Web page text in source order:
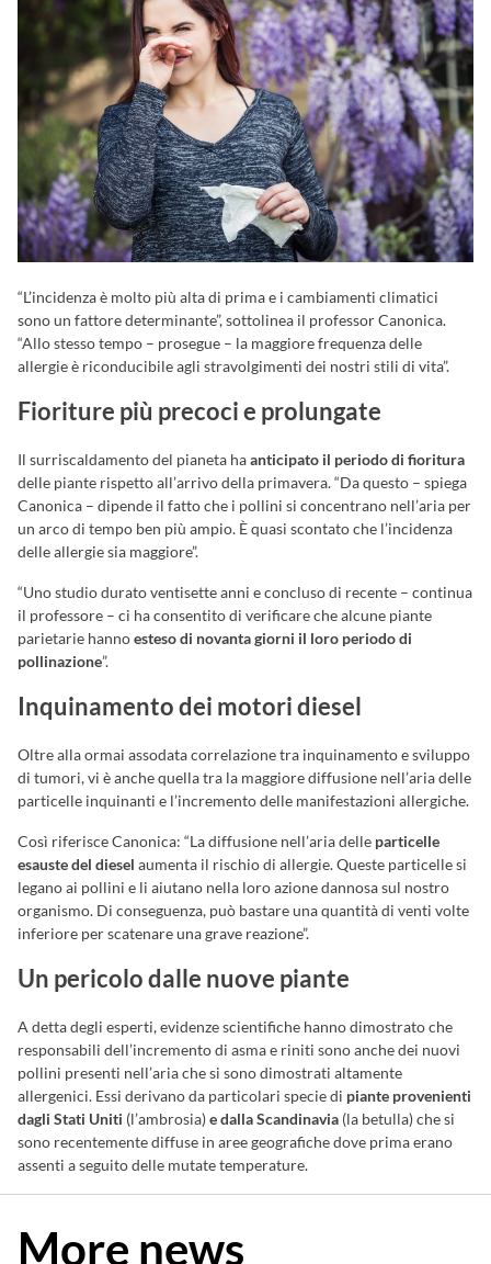
“L’incidenza è molto più alta di prima e i cambiamenti climatici
sono un fattore determinante”, sottolinea il professor Canonica.
“Allo stesso tempo – prosegue – la maggiore frequenza delle
allergie è riconducibile agli stravolgimenti dei nostri stili di vita”.
Fioriture più precoci e prolungate
Il surriscaldamento del pianeta haanticipato il periodo di fioritura
delle piante rispetto all’arrivo della primavera. “Da questo – spiega
Canonica – dipende il fatto che i pollini si concentrano nell’aria per
un arco di tempo ben più ampio. È quasi scontato che l’incidenza
delle allergie sia maggiore”.
“Uno studio durato ventisette anni e concluso di recente – continua
il professore – ci ha consentito di verificare che alcune piante
parietarie hannoesteso di novanta giorni il loro periodo di
pollinazione”.
Inquinamento dei motori diesel
Oltre alla ormai assodata correlazione tra inquinamento e sviluppo
di tumori, vi è anche quella tra la maggiore diffusione nell’aria delle
particelle inquinanti e l’incremento delle manifestazioni allergiche.
Così riferisce Canonica: “La diffusione nell’aria delle particelle
esauste del diesel aumenta il rischio di allergie. Queste particelle si
legano ai pollini e li aiutano nella loro azione dannosa sul nostro
organismo. Di conseguenza, può bastare una quantità di venti volte
inferiore per scatenare una grave reazione”.
Un pericolo dalle nuove piante
A detta degli esperti, evidenze scientifiche hanno dimostrato che
responsabili dell’incremento di asma e riniti sono anche dei nuovi
pollini presenti nell’aria che si sono dimostrati altamente
allergenici. Essi derivano da particolari specie di piante provenienti
dagli Stati Uniti (l’ambrosia)e dalla Scandinavia (la betulla) che si
sono recentemente diffuse in aree geografiche dove prima erano
assenti a seguito delle mutate temperature.
More news